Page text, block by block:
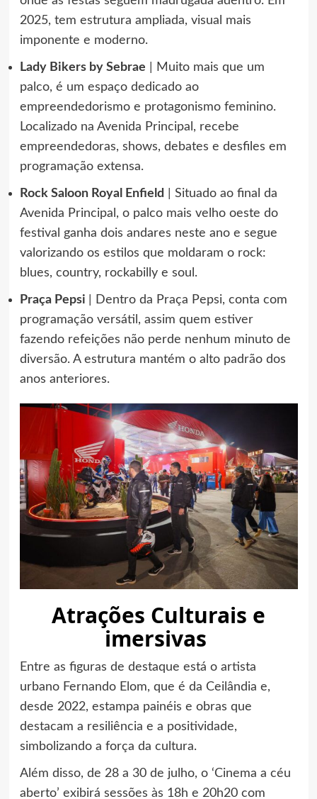
2025, tem estrutura ampliada, visual mais
imponente e moderno.
Lady Bikers by Sebrae | Muito mais que um
palco, é um espaço dedicado ao
empreendedorismo e protagonismo feminino.
Localizado na Avenida Principal, recebe
empreendedoras, shows, debates e desfiles em
programação extensa.
Rock Saloon Royal Enfield | Situado ao final da
Avenida Principal, o palco mais velho oeste do
festival ganha dois andares neste ano e segue
valorizando os estilos que moldaram o rock:
blues, country, rockabilly e soul.
Praça Pepsi
| Dentro da Praça Pepsi, conta com
programação versátil, assim quem estiver
fazendo refeições não perde nenhum minuto de
diversão. A estrutura mantém o alto padrão dos
anos anteriores.
Atrações Culturais e
imersivas
Entre as figuras de destaque está o artista
urbano Fernando Elom, que é da Ceilândia e,
desde 2022, estampa painéis e obras que
destacam a resiliência e a positividade,
simbolizando a força da cultura.
Além disso, de 28 a 30 de julho, o ‘Cinema a céu
aberto’ exibirá sessões às 18h e 20h20 com